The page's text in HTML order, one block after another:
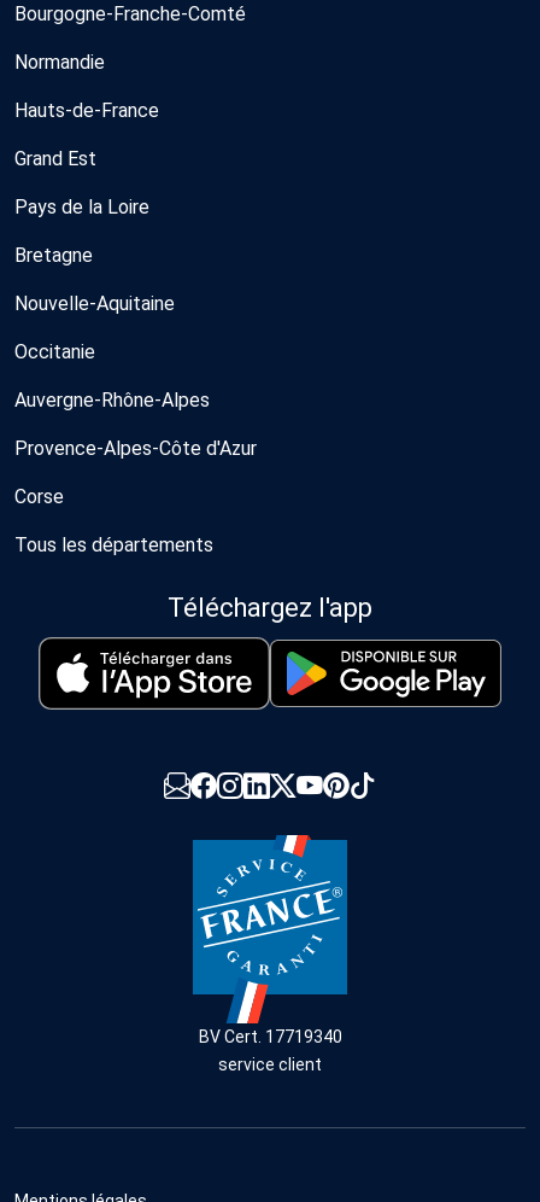
Bourgogne-Franche-Comté
Normandie
Hauts-de-France
Grand Est
Pays de la Loire
Bretagne
Nouvelle-Aquitaine
Occitanie
Auvergne-Rhône-Alpes
Provence-Alpes-Côte d'Azur
Corse
Tous les départements
Téléchargez l'app
BV Cert. 17719340
service client